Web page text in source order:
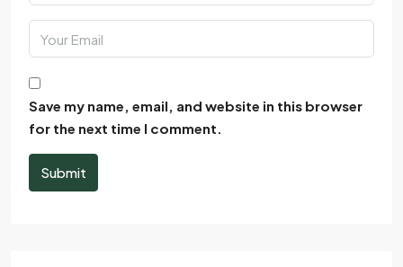
Save my name, email, and website in this browser
for the next time I comment.
Submit